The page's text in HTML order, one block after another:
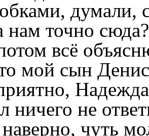
думали,
точно
всё
мой сын
ничего не
чуть